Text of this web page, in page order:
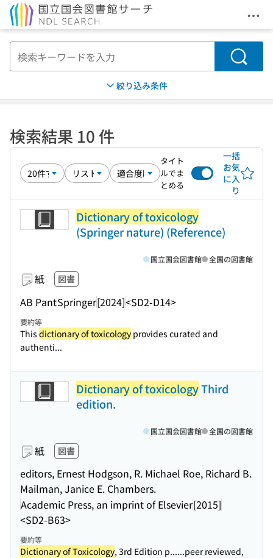
メ
検索
絞り込み条件
検索結果 10 件
タイト
ルでま
とめる
一括
お気
に入
り
Dictionary of toxicology
(Springer nature) (Reference)
紙 図書
AB PantSpringer[2024]<SD2-D14>
国立国会図書館 全国の図書館
要約等
This dictionary of toxicology provides curated and
authenti...
Dictionary of toxicologyThird
edition.
紙 図書
editors, Ernest Hodgson, R. Michael Roe, Richard B.
Mailman, Janice E. Chambers.
Academic Press, an imprint of Elsevier[2015]
<SD2-B63>
国立国会図書館 全国の図書館
要約等
Dictionary of Toxicology, 3rd Edition p......peer reviewed,